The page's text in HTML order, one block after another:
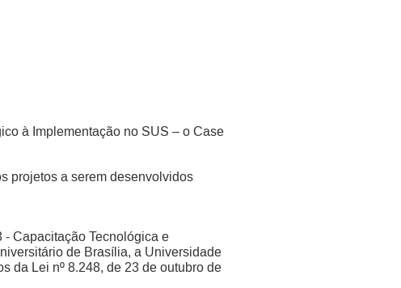
à Implementação no SUS – o Case
projetos a serem desenvolvidos
Capacitação Tecnológica e
de Brasília, a Universidade
da Lei nº 8.248, de 23 de outubro de